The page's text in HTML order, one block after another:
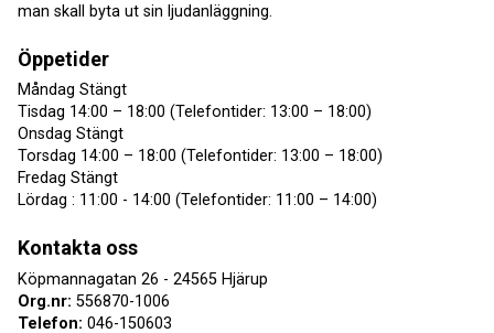
man skall byta ut sin ljudanläggning.
Öppetider
Måndag Stängt
Tisdag 14:00 – 18:00 (Telefontider: 13:00 – 18:00)
Onsdag Stängt
Torsdag 14:00 – 18:00 (Telefontider: 13:00 – 18:00)
Fredag Stängt
Lördag : 11:00 - 14:00 (Telefontider: 11:00 – 14:00)
Kontakta oss
Köpmannagatan 26 - 24565 Hjärup
Org.nr: 556870-1006
Telefon: 046-150603